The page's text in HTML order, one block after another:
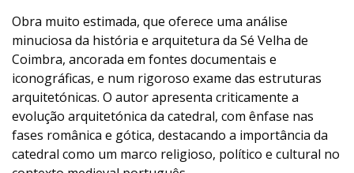
Obra muito estimada, que oferece uma análise
minuciosa da história e arquitetura da Sé Velha de
Coimbra, ancorada em fontes documentais e
iconográficas, e num rigoroso exame das estruturas
arquitetónicas. O autor apresenta criticamente a
evolução arquitetónica da catedral, com ênfase nas
fases românica e gótica, destacando a importância da
catedral como um marco religioso, político e cultural no